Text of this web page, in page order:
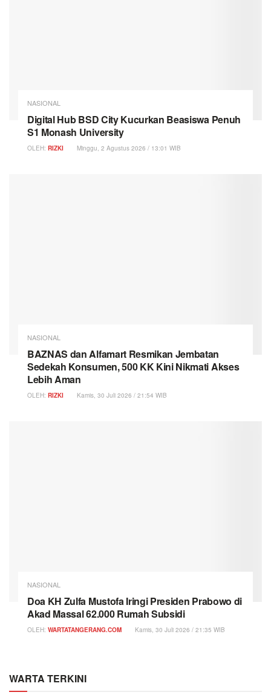
NASIONAL
Digital Hub BSD City Kucurkan Beasiswa Penuh
S1 Monash University
OLEH: RIZKI Minggu, 2 Agustus 2026 / 13:01 WIB
NASIONAL
BAZNAS dan Alfamart Resmikan Jembatan
Sedekah Konsumen, 500 KK Kini Nikmati Akses
Lebih Aman
OLEH: RIZKI Kamis, 30 Juli 2026 / 21:54 WIB
NASIONAL
Doa KH Zulfa Mustofa Iringi Presiden Prabowo di
Akad Massal 62.000 Rumah Subsidi
OLEH: WARTATANGERANG.COM Kamis, 30 Juli 2026 / 21:35 WIB
WARTA TERKINI